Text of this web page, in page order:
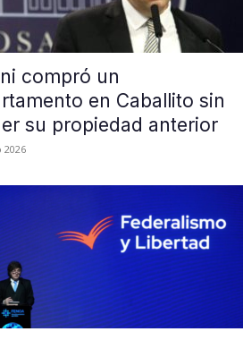
compró un
en Caballito sin
su propiedad anterior
2026